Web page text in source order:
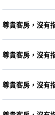
尊貴客房，沒有
尊貴客房，沒有
尊貴客房，沒有